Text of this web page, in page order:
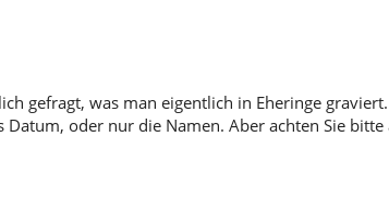
gefragt, was man eigentlich in Eheringe
oder nur die Namen. Aber achten Sie bitte